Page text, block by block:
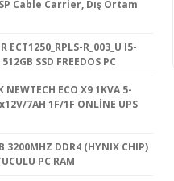
Cable Carrier, Dış Ortam
ECT1250_RPLS-R_003_U I5-
SSD FREEDOS PC
NEWTECH ECO X9 1KVA 5-
7AH 1F/1F ONLİNE UPS
3200MHZ DDR4 (HYNIX CHIP)
PC RAM